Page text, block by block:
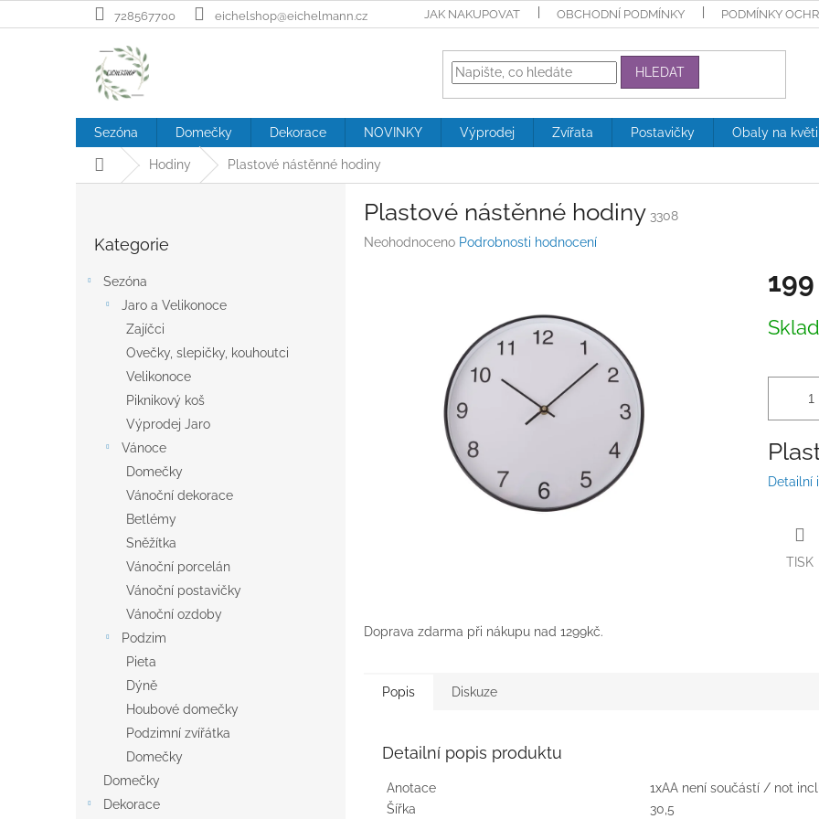
na
728567700 eichelshop@eichelmann.cz JAK NAKUPOVAT OBCHODNÍ PODMÍNKY PODMÍNKY
HLEDAT
Sezóna Domečky Dekorace NOVINKY Výprodej Zvířata Postavičky Obaly na
Domů Hodiny Plastové nástěnné hodiny
kategorie
Kategorie
Sezóna
Jaro a Velikonoce
Zajíčci
Ovečky, slepičky, kouhoutci
Velikonoce
Piknikový koš
Výprodej Jaro
Vánoce
Domečky
Vánoční dekorace
Betlémy
Sněžítka
Vánoční porcelán
Vánoční postavičky
Vánoční ozdoby
Podzim
Pieta
Dýně
Houbové domečky
Podzimní zvířátka
Domečky
Domečky
Dekorace
Plastové nástěnné hodiny 3308
Průměrné
Neohodnoceno Podrobnosti hodnocení
cena:
Detailní
TISK
Doprava zdarma při nákupu nad 1299kč.
Popis Diskuze
Detailní popis produktu
Anotace
1xAA není součástí / not
Šířka
30,5